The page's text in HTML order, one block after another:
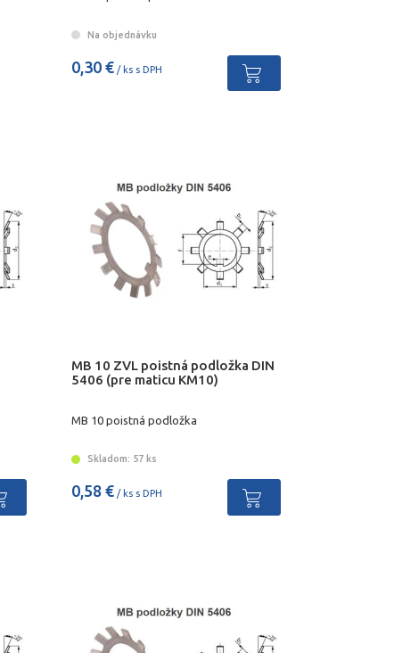
Na objednávku
0,30 €/ ks s DPH
MB 10 ZVL poistná podložka DIN
5406 (pre maticu KM10)
MB 10 poistná podložka
Skladom: 57 ks
0,58 €/ ks s DPH